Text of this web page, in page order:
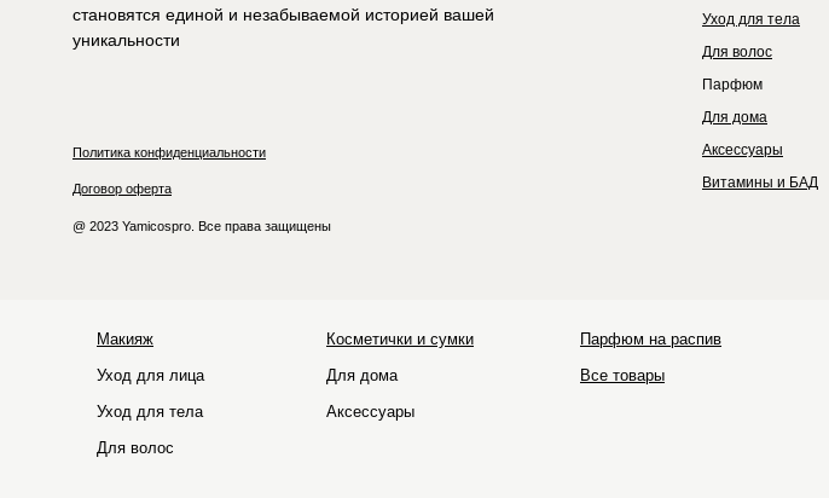
становятся единой и незабываемой историей вашей
уникальности
Политика конфиденциальности
Договор оферта
@ 2023 Yamicospro. Все права защищены
Уход для тела
Для волос
Парфюм
Для дома
Аксессуары
Витамины и БАД
Макияж
Уход для лица
Уход для тела
Для волос
Косметички и сумки
Для дома
Аксессуары
Парфюм на распив
Все товарыUltraceuticals
HOLIFROG